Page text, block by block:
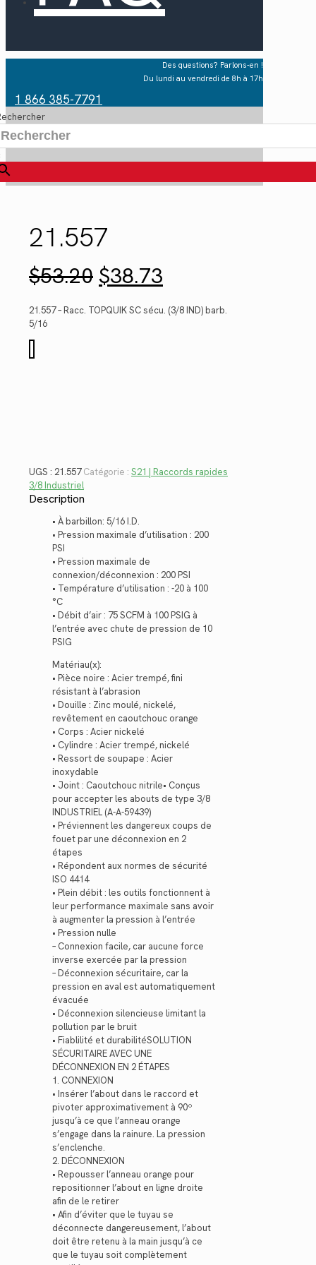
Des questions? Parlons-en !
Du lundi au vendredi de 8h à 17h
1 866 385-7791
21.557
$53.20 Le
prix
initial
était :
$38.73prix
actuel
est :
21.557 – Racc. TOPQUIK SC sécu. (3/8 IND) barb.
5/16
de
UGS : 21.557 Catégorie : S21 | Raccords rapides
3/8 Industriel
Description
• À barbillon: 5/16 I.D.
• Pression maximale d’utilisation : 200
PSI
• Pression maximale de
connexion/déconnexion : 200 PSI
• Température d’utilisation : -20 à 100
°C
• Débit d’air : 75 SCFM à 100 PSIG à
l’entrée avec chute de pression de 10
PSIG
Matériau(x):
• Pièce noire : Acier trempé, fini
résistant à l’abrasion
• Douille : Zinc moulé, nickelé,
revêtement en caoutchouc orange
• Corps : Acier nickelé
• Cylindre : Acier trempé, nickelé
• Ressort de soupape : Acier
inoxydable
• Joint : Caoutchouc nitrile• Conçus
pour accepter les abouts de type 3/8
INDUSTRIEL (A-A-59439)
• Préviennent les dangereux coups de
fouet par une déconnexion en 2
étapes
• Répondent aux normes de sécurité
ISO 4414
• Plein débit : les outils fonctionnent à
leur performance maximale sans avoir
à augmenter la pression à l’entrée
• Pression nulle
– Connexion facile, car aucune force
inverse exercée par la pression
– Déconnexion sécuritaire, car la
pression en aval est automatiquement
évacuée
• Déconnexion silencieuse limitant la
pollution par le bruit
• Fiablilité et durabilitéSOLUTION
SÉCURITAIRE AVEC UNE
DÉCONNEXION EN 2 ÉTAPES
1. CONNEXION
• Insérer l’about dans le raccord et
pivoter approximativement à 90º
jusqu’à ce que l’anneau orange
s’engage dans la rainure. La pression
s’enclenche.
2. DÉCONNEXION
• Repousser l’anneau orange pour
repositionner l’about en ligne droite
afin de le retirer
• Afin d’éviter que le tuyau se
déconnecte dangereusement, l’about
doit être retenu à la main jusqu’à ce
que le tuyau soit complètement